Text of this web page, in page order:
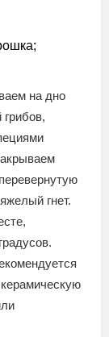
на дно
гнет.